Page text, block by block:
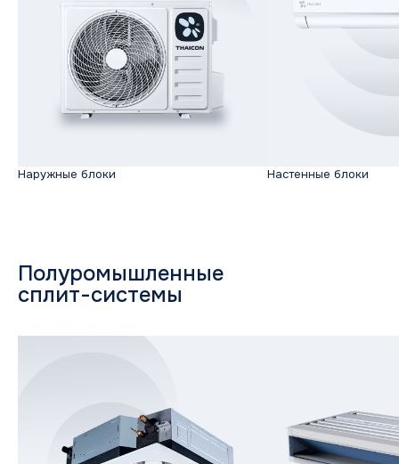
Наружные блоки Настенные блоки
Полуромышленные
сплит-системы